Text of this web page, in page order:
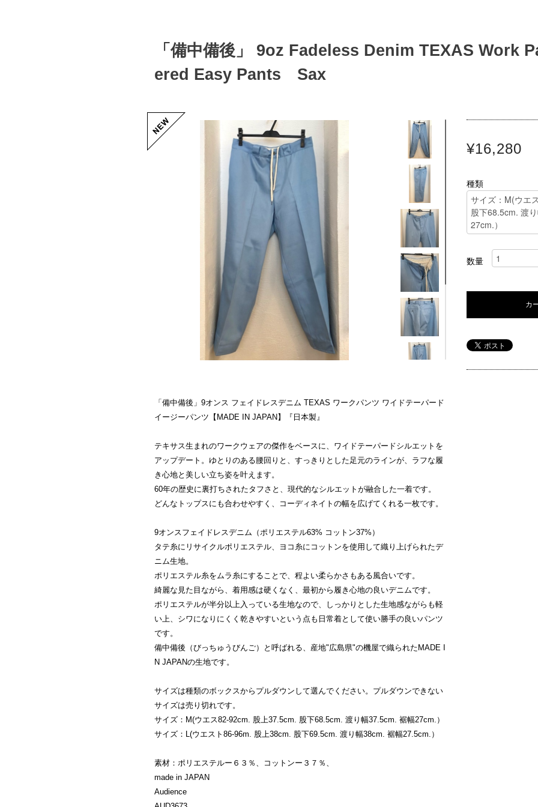
「備中備後」 9oz Fadeless Denim TEXAS Work
ered Easy Pants Sax
「備中備後」9オンス フェイドレスデニム TEXAS ワークパンツ ワイドテーパード
イージーパンツ【MADE IN JAPAN】『日本製』
テキサス生まれのワークウェアの傑作をベースに、ワイドテーパードシルエットを
アップデート。ゆとりのある腰回りと、すっきりとした足元のラインが、ラフな履
き心地と美しい立ち姿を叶えます。
60年の歴史に裏打ちされたタフさと、現代的なシルエットが融合した一着です。
どんなトップスにも合わせやすく、コーディネイトの幅を広げてくれる一枚です。
9オンスフェイドレスデニム（ポリエステル63% コットン37%）
タテ糸にリサイクルポリエステル、ヨコ糸にコットンを使用して織り上げられたデ
ニム生地。
ポリエステル糸をムラ糸にすることで、程よい柔らかさもある風合いです。
綺麗な見た目ながら、着用感は硬くなく、最初から履き心地の良いデニムです。
ポリエステルが半分以上入っている生地なので、しっかりとした生地感ながらも軽
い上、シワになりにくく乾きやすいという点も日常着として使い勝手の良いパンツ
です。
備中備後（びっちゅうびんご）と呼ばれる、産地"広島県"の機屋で織られたMADE I
N JAPANの生地です。
サイズは種類のボックスからプルダウンして選んでください。プルダウンできない
サイズは売り切れです。
サイズ：M(ウエス82-92cm. 股上37.5cm. 股下68.5cm. 渡り幅37.5cm. 裾幅27cm.）
サイズ：L(ウエスト86-96m. 股上38cm. 股下69.5cm. 渡り幅38cm. 裾幅27.5cm.）
素材：ポリエステルー６３％、コットンー３７％、
made in JAPAN
Audience
¥16,280
種類
数量
カ